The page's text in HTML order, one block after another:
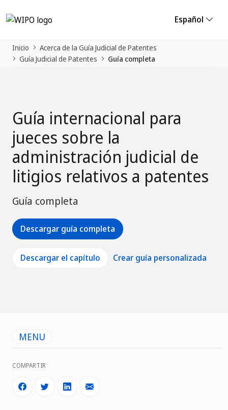
Español
Inicio
Acerca de la Guía Judicial de Patentes
Guía Judicial de Patentes
Guía completa
Guía internacional para
jueces sobre la
administración judicial de
litigios relativos a patentes
Guía completa
Descargar guía completa
Descargar el capítulo Crear guía personalizada
MENU
COMPARTIR